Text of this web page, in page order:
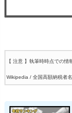
【 注意 】執筆時時点での情
Wikipedia / 全国高額納税者